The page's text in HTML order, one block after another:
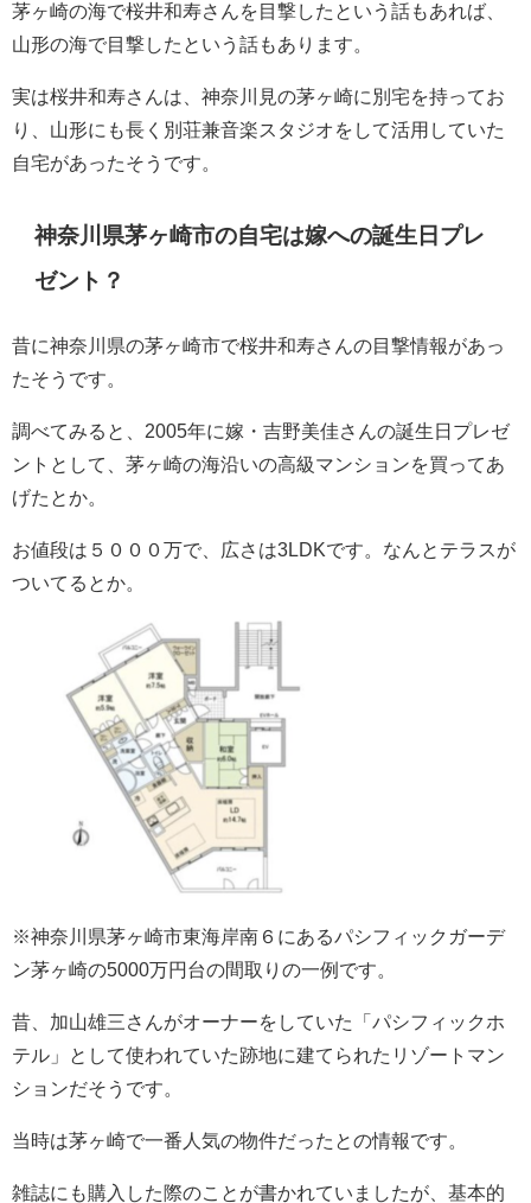
茅ヶ崎の海で桜井和寿さんを目撃したという話もあれば、
山形の海で目撃したという話もあります。
実は桜井和寿さんは、神奈川見の茅ヶ崎に別宅を持ってお
り、山形にも長く別荘兼音楽スタジオをして活用していた
自宅があったそうです。
神奈川県茅ヶ崎市の自宅は嫁への誕生日プレ
ゼント？
昔に神奈川県の茅ヶ崎市で桜井和寿さんの目撃情報があっ
たそうです。
調べてみると、2005年に嫁・吉野美佳さんの誕生日プレゼ
ントとして、茅ヶ崎の海沿いの高級マンションを買ってあ
げたとか。
お値段は５０００万で、広さは3LDKです。なんとテラスが
ついてるとか。
※神奈川県茅ヶ崎市東海岸南６にあるパシフィックガーデ
ン茅ヶ崎の5000万円台の間取りの一例 です。
昔、加山雄三さんがオーナーをしていた
「パシフィックホ
テル」
として使われていた跡地に建てられた リゾートマン
ションだそうです。
当時は茅ヶ崎で一番人気の物件だったとの情報です。
雑誌にも購入した際のことが書かれていましたが、基本的